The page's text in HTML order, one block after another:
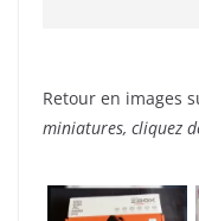
Retour en images
miniatures, cliquez